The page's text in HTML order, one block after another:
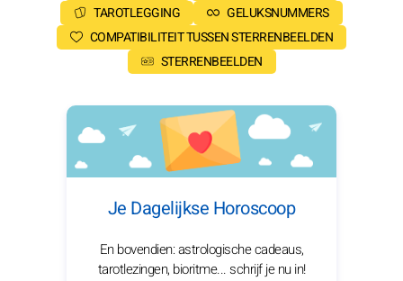
TAROTLEGGING
GELUKSNUMMERS
COMPATIBILITEIT TUSSEN STERRENBEELDEN
STERRENBEELDEN
Je Dagelijkse Horoscoop
En bovendien: astrologische cadeaus,
tarotlezingen, bioritme... schrijf je nu in!